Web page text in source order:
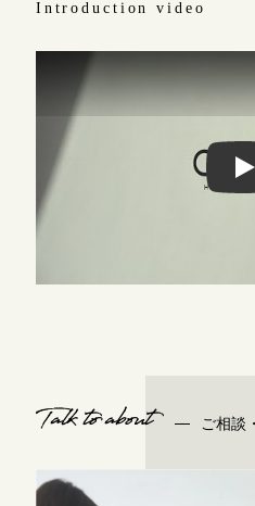
Introduction video
Talk to about ご相談